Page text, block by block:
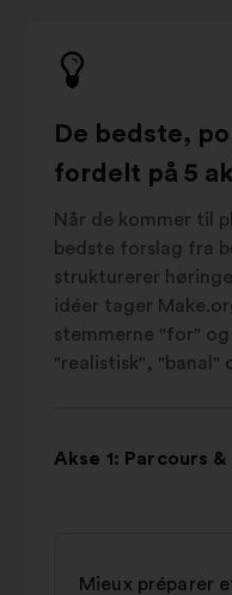
De bedste,
fordelt på 5
Når de kommer til
bedste forslag fra
strukturerer
idéer tager
stemmerne "for"
"realistisk", "banal"
Akse 1: Parcours &
Mieux préparer